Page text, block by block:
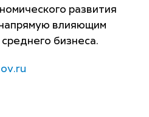
развития
влияющим
бизнеса.